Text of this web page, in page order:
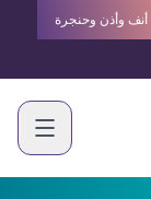
أنف وأذن وحنجرة